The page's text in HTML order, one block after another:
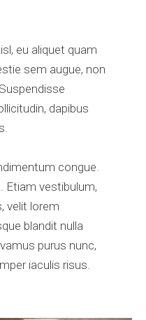
eu aliquet quam
sem augue, non
dapibus
congue.
Etiam vestibulum,
velit lorem
blandit nulla
purus nunc,
iaculis risus.